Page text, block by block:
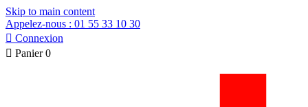
Skip to main content
Appelez-nous : 01 55 33 10 30
 Connexion
 Panier 0